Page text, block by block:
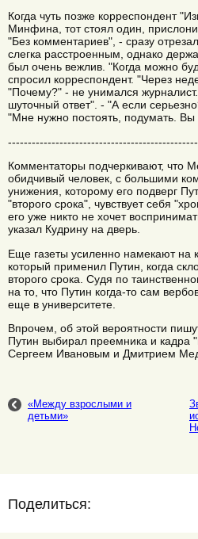
Когда чуть позже корреспондент
Минфина, тот стоял один,
"Без комментариев", - сразу
слегка расстроенным, однако
был очень вежлив. "Когда можно
спросил корреспондент. "Через
"Почему?" - не унимался
шуточный ответ". - "А если
"Мне нужно постоять, подумать.
Комментаторы подчеркивают, что
обидчивый человек, с большими
унижения, которому его подверг
"второго срока", чувствует себя
его уже никто не хочет
указал Кудрину на дверь.
Еще газеты усиленно намекают на
который применил Путин, когда
второго срока. Судя по
на то, что Путин когда-то сам
еще в университете.
Впрочем, об этой вероятности
Путин выбирал преемника и кадра
Сергеем Ивановым и Дмитрием
«Между взрослыми и
детьми»
Поделиться: